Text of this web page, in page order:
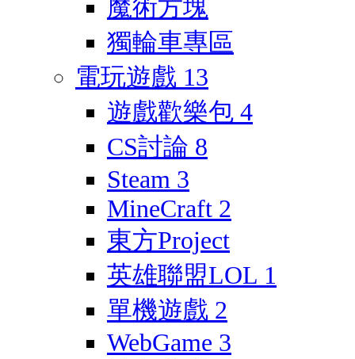
魔術方塊
獨輪車專區
電玩遊戲 13
遊戲歡樂包 4
CS討論 8
Steam 3
MineCraft 2
東方Project
英雄聯盟LOL 1
單機遊戲 2
WebGame 3